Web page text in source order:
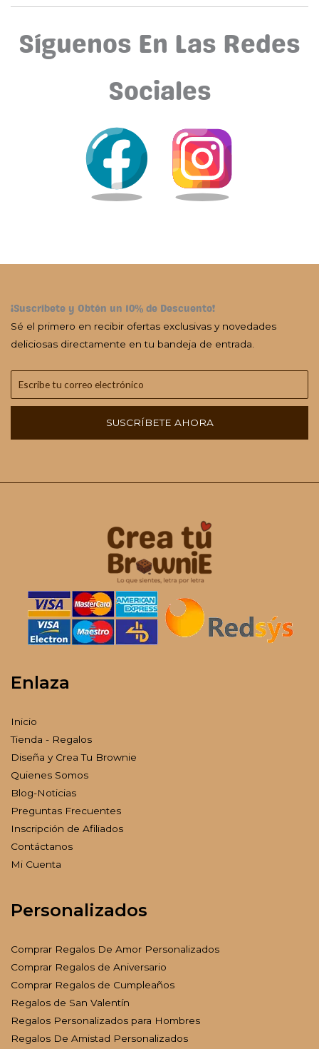
Síguenos En Las Redes
Sociales
¡Suscríbete y Obtén un 10% de Descuento!
Sé el primero en recibir ofertas exclusivas y novedades
deliciosas directamente en tu bandeja de entrada.
SUSCRÍBETE AHORA
Enlaza
Inicio
Tienda - Regalos
Diseña y Crea Tu Brownie
Quienes Somos
Blog-Noticias
Preguntas Frecuentes
Inscripción de Afiliados
Contáctanos
Mi Cuenta
Personalizados
Comprar Regalos De Amor Personalizados
Comprar Regalos de Aniversario
Comprar Regalos de Cumpleaños
Regalos de San Valentín
Regalos Personalizados para Hombres
Regalos De Amistad Personalizados